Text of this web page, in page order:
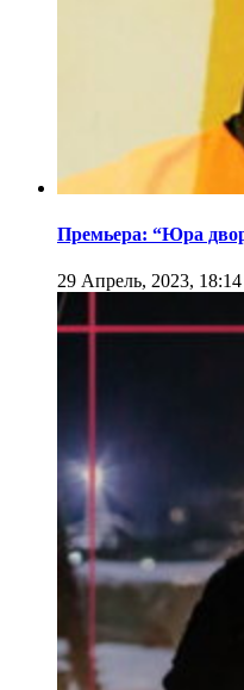
Премьера: “Юра
29 Апрель, 2023, 18:14